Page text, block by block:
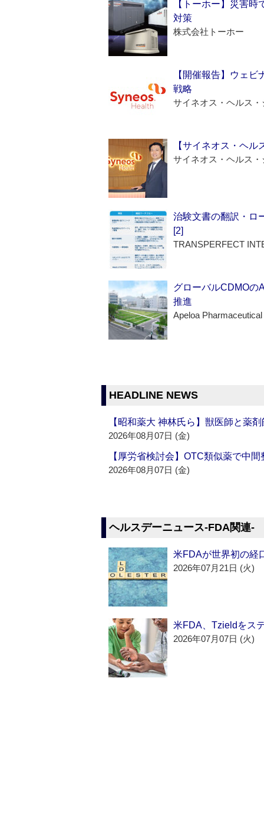
【トーホー】災害
対策
株式会社トーホー
【開催報告】ウェ
戦略
サイネオス・ヘルス
【サイネオス・ヘ
サイネオス・ヘルス
治験文書の翻訳・ロ
[2]
TRANSPERFECT
グローバルCDMOの
推進
Apeloa Pharmaceutical
HEADLINE NEWS
【昭和薬大 神林氏ら】獣医師と薬
2026年08月07日 (金)
【厚労省検討会】OTC類似薬で中
2026年08月07日 (金)
ヘルスデーニュース‐FDA関連‐
米FDAが世界初の経
2026年07月21日 (火)
米FDA、Tzieldをス
2026年07月07日 (火)